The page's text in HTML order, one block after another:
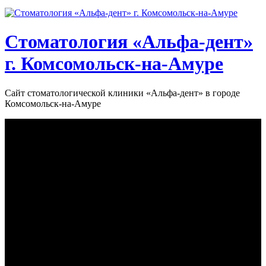
Стоматология «‎Альфа-дент»‎
г. Комсомольск-на-Амуре
Сайт стоматологической клиники «‎Альфа-дент» в городе
Комсомольск-на-Амуре